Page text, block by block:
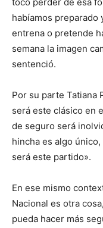
tocó perder de esa
habíamos preparado
entrena o pretende
semana la imagen
sentenció.
Por su parte Tatiana
será este clásico en
de seguro será
hincha es algo
será este partido».
En ese mismo
Nacional es otra
pueda hacer más